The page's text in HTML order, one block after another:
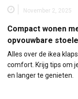
November 2, 2025
Compact wonen
opvouwbare
Alles over de ikea
comfort. Krijg tips om
en langer te genieten.